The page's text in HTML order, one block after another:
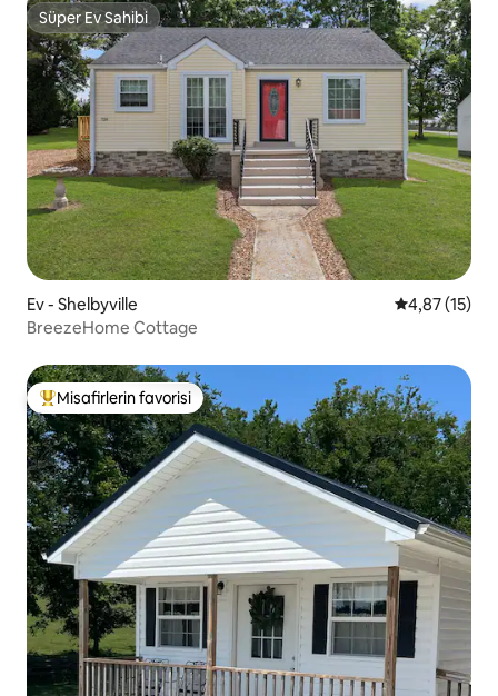
Süper Ev Sahibi
Süper Ev Sahibi
Ev - Shelbyville 5 üzerinden
4,87 (15)
BreezeHome Cottage
Misafirlerin favorilerinden en beğenilenler arasında
Misafirlerin favorisi